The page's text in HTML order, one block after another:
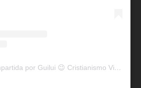
Una publicación compartida por Guilui 😉 Cristianismo Viral (@guiluiviral)